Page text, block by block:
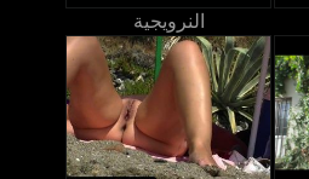
النرويجية